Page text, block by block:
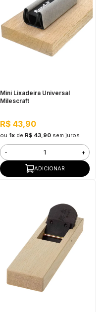
Mini Lixadeira Universal
Milescraft
R$ 43,90
ou 1xde R$ 43,90 sem juros
- +
ADICIONAR